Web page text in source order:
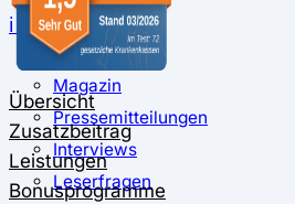
ℹ Ratgeber
Nachrichten
Magazin
Pressemitteilungen
Interviews
Leserfragen
Übersicht
Zusatzbeitrag
Leistungen
Bonusprogramme